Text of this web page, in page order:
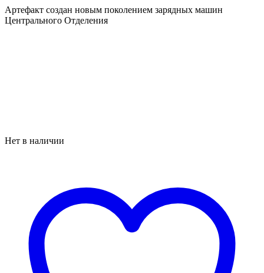
Артефакт создан новым поколением зарядных машин
Центрального Отделения
Нет в наличии